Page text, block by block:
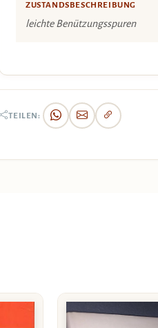
ZUSTANDSBESCHREIBUNG
leichte Benützungsspuren
TEILEN: